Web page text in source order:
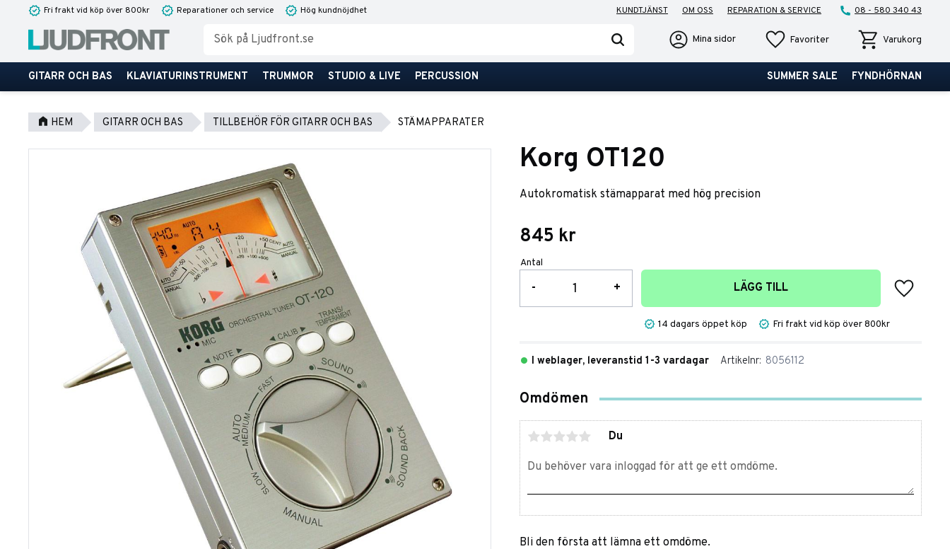
Fri frakt vid köp över 800kr Reparationer och service Hög kundnöjdhet KUNDTJÄNST OM OSS REPARATION & SERVICE 08 - 580 340 43
Mina sidor FavoriterFavoriter KundvagnVarukorg
GITARR OCH BAS KLAVIATURINSTRUMENT TRUMMOR STUDIO & LIVE PERCUSSION SUMMER SALE FYNDHÖRNAN
HEM GITARR OCH BAS TILLBEHÖR FÖR GITARR OCH BAS STÄMAPPARATER
Korg OT120
Autokromatisk stämapparat med hög precision
845 kr
Antal
+
- LÄGG TILL
Lägg till
14 dagars öppet köp Fri frakt vid köp över 800kr
I weblager, leveranstid 1-3 vardagar Artikelnr 8056112
Omdömen
Du
Bli den första att lämna ett omdöme.